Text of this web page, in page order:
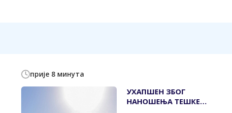
прије 8 минута
УХАПШЕН ЗБОГ
НАНОШЕЊА ТЕШКЕ